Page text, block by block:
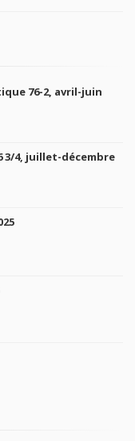
76-2, avril-juin
3/4, juillet-décembre